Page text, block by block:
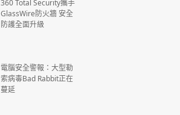
360 Total Security攜手
GlassWire防火牆 安全
防護全面升級
電腦安全警報：大型勒
索病毒Bad Rabbit正在
蔓延